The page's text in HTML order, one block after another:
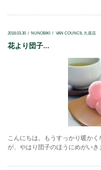
2018.03.30 NUNOBIKI VAN COUNCIL 久居店
花より団子...
こんにちは。もうすっかり暖か
が、やはり団子のほうにめがい